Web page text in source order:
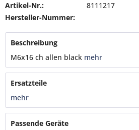
Artikel-Nr.:
8111217
Hersteller-Nummer:
Beschreibung
M6x16 ch allen black mehr
Ersatzteile
mehr
Passende Geräte